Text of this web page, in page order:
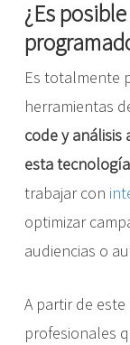
¿Es
Es totalmente
herramientas
code y análisis
esta tecnología
trabajar con
optimizar
audiencias o
A partir de
profesionales